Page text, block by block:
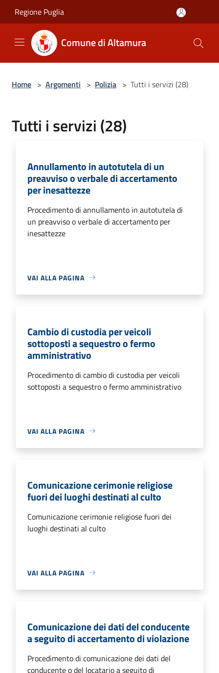
Regione Puglia
Comune di Altamura
Home > Argomenti > Polizia > Tutti i servizi (28)
Tutti i servizi (28)
Annullamento in autotutela di un
preavviso o verbale di accertamento
per inesattezze
Procedimento di annullamento in autotutela di
un preavviso o verbale di accertamento per
inesattezze
VAI ALLA PAGINA
Cambio di custodia per veicoli
sottoposti a sequestro o fermo
amministrativo
Procedimento di cambio di custodia per veicoli
sottoposti a sequestro o fermo amministrativo
VAI ALLA PAGINA
Comunicazione cerimonie religiose
fuori dei luoghi destinati al culto
Comunicazione cerimonie religiose fuori dei
luoghi destinati al culto
VAI ALLA PAGINA
Comunicazione dei dati del conducente
a seguito di accertamento di violazione
Procedimento di comunicazione dei dati del
conducente o del locatario a seguito di